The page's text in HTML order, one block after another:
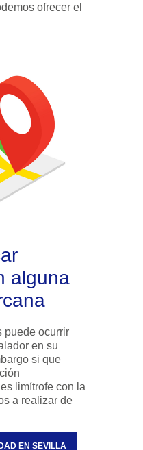
ofrecer el
puede ocurrir
si que
limítrofe con la
a realizar de
EN SEVILLA